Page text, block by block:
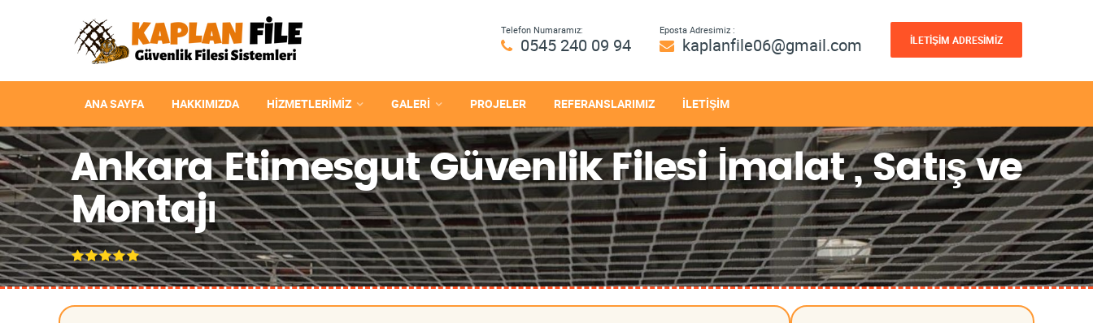
Telefon Numaramız:
0545 240 09 94
Eposta Adresimiz :
kaplanfile06@gmail.com İLETİŞİM ADRESİMİZ
ANA SAYFA HAKKIMIZDA HIZMETLERIMIZ GALERİ PROJELER REFERANSLARIMIZ İLETİŞİM
Ankara Etimesgut Güvenlik Filesi İmalat , Satış ve
Montajı